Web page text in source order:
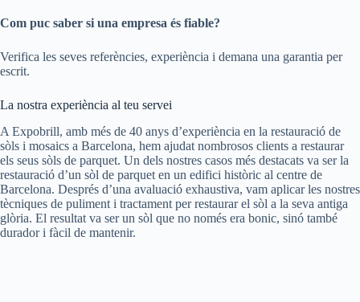
Com puc saber si una empresa és fiable?
Verifica les seves referències, experiència i demana una garantia per
escrit.
La nostra experiència al teu servei
A Expobrill, amb més de 40 anys d’experiència en la restauració de
sòls i mosaics a Barcelona, hem ajudat nombrosos clients a restaurar
els seus sòls de parquet. Un dels nostres casos més destacats va ser la
restauració d’un sòl de parquet en un edifici històric al centre de
Barcelona. Després d’una avaluació exhaustiva, vam aplicar les nostres
tècniques de puliment i tractament per restaurar el sòl a la seva antiga
glòria. El resultat va ser un sòl que no només era bonic, sinó també
durador i fàcil de mantenir.